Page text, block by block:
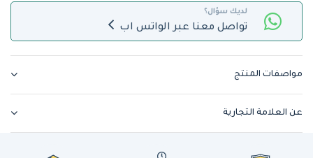
لديك سؤال؟
تواصل معنا عبر الواتس اب
مواصفات المنتج
عن العلامة التجارية